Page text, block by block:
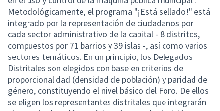
Metodológicamente, el programa "¡Está sellado!" está
integrado por la representación de ciudadanos por
cada sector administrativo de la capital - 8 distritos,
compuestos por 71 barrios y 39 islas -, así como varios
sectores temáticos. En un principio, los Delegados
Distritales son elegidos con base en criterios de
proporcionalidad (densidad de población) y paridad de
género, constituyendo el nivel básico del Foro. De ellos
se eligen los representantes distritales que integrarán